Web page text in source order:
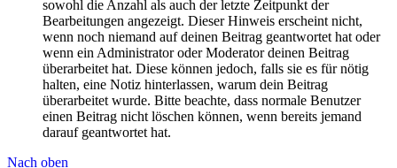
sowohl die Anzahl als auch der letzte Zeitpunkt der
Bearbeitungen angezeigt. Dieser Hinweis erscheint nicht,
wenn noch niemand auf deinen Beitrag geantwortet hat oder
wenn ein Administrator oder Moderator deinen Beitrag
überarbeitet hat. Diese können jedoch, falls sie es für nötig
halten, eine Notiz hinterlassen, warum dein Beitrag
überarbeitet wurde. Bitte beachte, dass normale Benutzer
einen Beitrag nicht löschen können, wenn bereits jemand
darauf geantwortet hat.
Nach oben